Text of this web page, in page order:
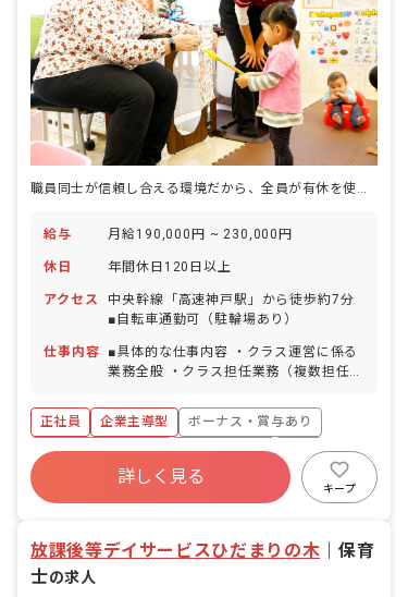
給与 月給190,000円 ~ 230,000円
休日 年間休日120日以上
アクセス
中央幹線「高速神戸駅」から徒歩約7分
■自転車通勤可（駐輪場あり）
仕事内容
■具体的な仕事内容 ・クラス運営に係る
業務全般 ・クラス担任業務（複数担任の
・日々の遊びの提供 ・指導計画（月案、
週案、日案）の作成 ・個別経過記録の作
成 ・保護者様対応など ・園児定員：12
名 ※保育士数は、認可園の基準と同等の
配置人数＋1名 ■保育理念 当園では、日
本の心を大切にしながら外国の文化や言
自然に英語が身につく環境を整えていま
正社員 企業主導型
ボーナス・賞与あり
年間休日120日以上
社会保険完備
福利厚生充実
残業少なめ
昇給昇進あり
詳しく見る
キープ
放課後等デイサービスひだまりの木
保育
士の求人